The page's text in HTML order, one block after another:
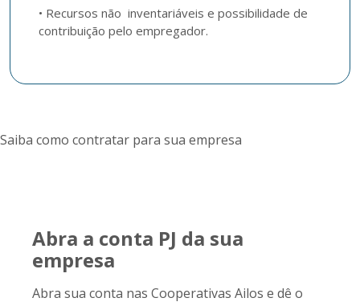
• Recursos não  inventariáveis e possibilidade de
contribuição pelo empregador.
Saiba como contratar para sua empresa
Abra a conta PJ da sua
empresa
Abra sua conta nas Cooperativas Ailos e dê o